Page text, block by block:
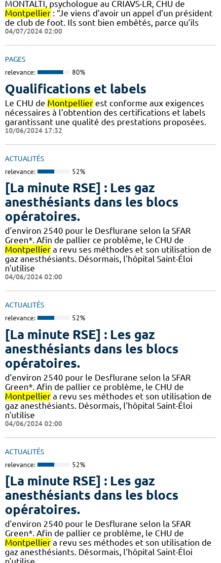
MONTALTI, psychologue au CRIAVS-LR, CHU de
Montpellier : “Je viens d’avoir un appel d’un président
de club de foot. Ils sont bien embêtés, parce qu’ils
04/07/2024 02:00
PAGES
relevance: 80%
Qualifications et labels
Le CHU de Montpellier est conforme aux exigences
nécessaires à l'obtention des certifications et labels
garantissant une qualité des prestations proposées.
10/06/2024 17:32
ACTUALITÉS
relevance: 52%
[La minute RSE] : Les gaz
anesthésiants dans les blocs
opératoires.
d'environ 2540 pour le Desflurane selon la SFAR
Green*. Afin de pallier ce problème, le CHU de
Montpellier a revu ses méthodes et son utilisation de
gaz anesthésiants. Désormais, l'hôpital Saint-Éloi
n'utilise
04/06/2024 02:00
ACTUALITÉS
relevance: 52%
[La minute RSE] : Les gaz
anesthésiants dans les blocs
opératoires.
d'environ 2540 pour le Desflurane selon la SFAR
Green*. Afin de pallier ce problème, le CHU de
Montpellier a revu ses méthodes et son utilisation de
gaz anesthésiants. Désormais, l'hôpital Saint-Éloi
n'utilise
04/06/2024 02:00
ACTUALITÉS
relevance: 52%
[La minute RSE] : Les gaz
anesthésiants dans les blocs
opératoires.
d'environ 2540 pour le Desflurane selon la SFAR
Green*. Afin de pallier ce problème, le CHU de
Montpellier a revu ses méthodes et son utilisation de
gaz anesthésiants. Désormais, l'hôpital Saint-Éloi